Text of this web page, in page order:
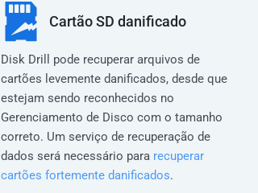
Cartão SD danificado
Disk Drill pode recuperar arquivos de
cartões levemente danificados, desde que
estejam sendo reconhecidos no
Gerenciamento de Disco com o tamanho
correto. Um serviço de recuperação de
dados será necessário para recuperar
cartões fortemente danificados.